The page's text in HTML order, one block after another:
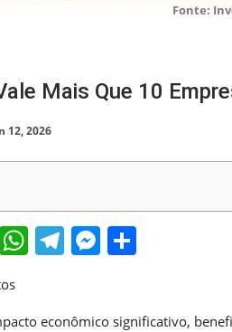
Fonte:
Mais Que 10
12, 2026
LinkedIn
WhatsApp
Telegram
Messenger
econômico significativo,